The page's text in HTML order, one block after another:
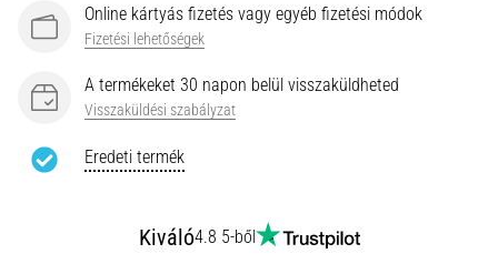
vagy
után?
egyik
leggyakoribb
ok
Online kártyás fizetés vagy egyéb fizetési módok
Fizetési lehetőségek
A termékeket 30 napon belül visszaküldheted
Visszaküldési szabályzat
Eredeti termék
Kiváló4.8 5-ből